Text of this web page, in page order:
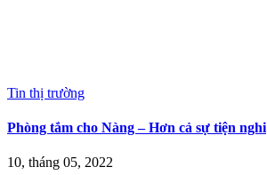
Tin thị trường
Phòng tắm cho Nàng – Hơn cả sự tiện nghi
10, tháng 05, 2022